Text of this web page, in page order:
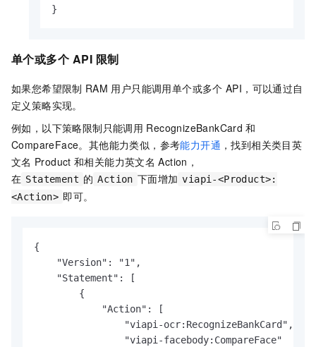
}
单个或多个 API 限制
如果您希望限制 RAM 用户只能调用单个或多个 API，可以通过自
定义策略实现。
例如，以下策略限制只能调用 RecognizeBankCard 和
CompareFace。其他能力类似，参考能力开通 ，找到相关类目英
文名 Product 和相关能力英文名 Action，
在 Statement 的 Action 下面增加 viapi-<Product>:
<Action> 即可。
{
    "Version": "1",
    "Statement": [
        {
            "Action": [
                "viapi-ocr:RecognizeBankCard",
                "viapi-facebody:CompareFace"